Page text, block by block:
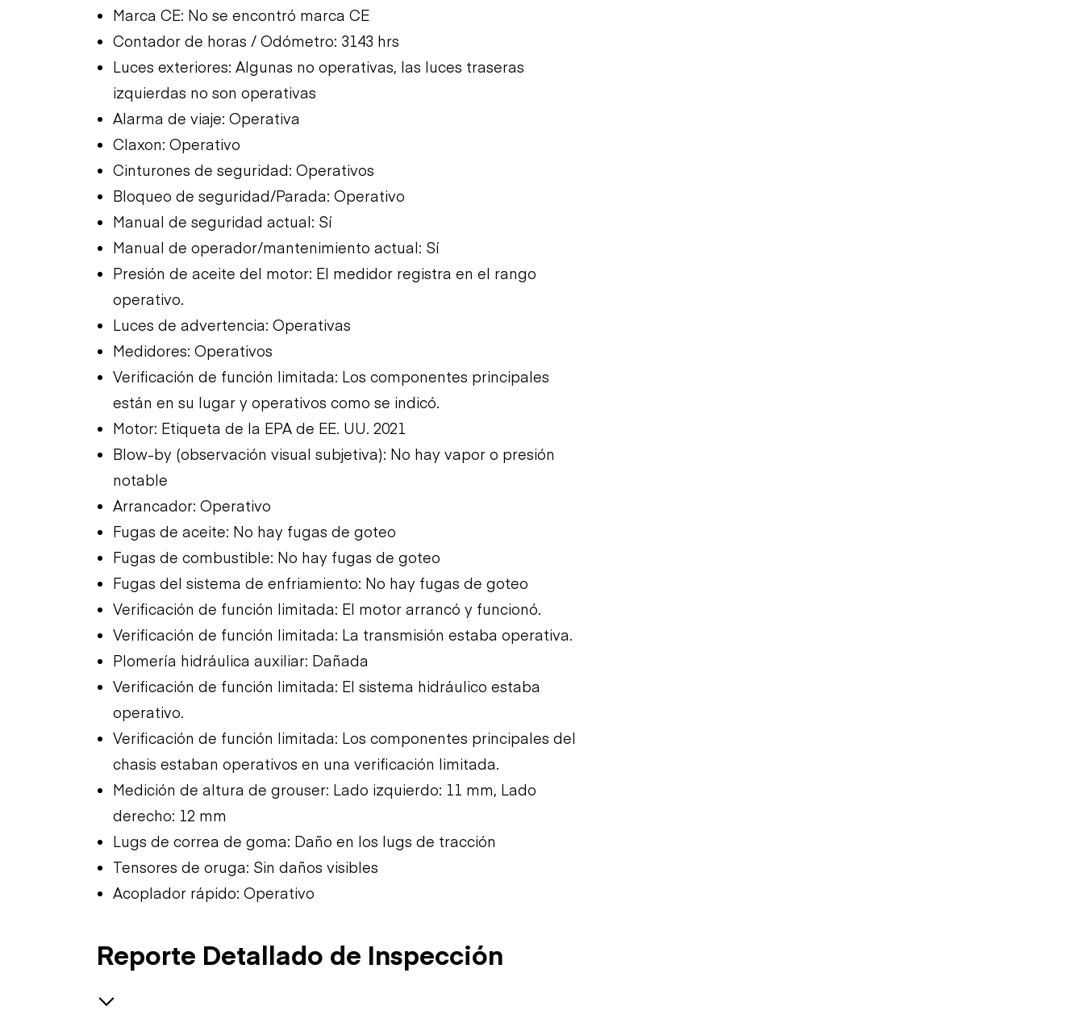
Marca CE: No se encontró marca CE
Contador de horas / Odómetro: 3143 hrs
Luces exteriores: Algunas no operativas, las luces traseras
izquierdas no son operativas
Alarma de viaje: Operativa
Claxon: Operativo
Cinturones de seguridad: Operativos
Bloqueo de seguridad/Parada: Operativo
Manual de seguridad actual: Sí
Manual de operador/mantenimiento actual: Sí
Presión de aceite del motor: El medidor registra en el rango
operativo.
Luces de advertencia: Operativas
Medidores: Operativos
Verificación de función limitada: Los componentes principales
están en su lugar y operativos como se indicó.
Motor: Etiqueta de la EPA de EE. UU. 2021
Blow-by (observación visual subjetiva): No hay vapor o presión
notable
Arrancador: Operativo
Fugas de aceite: No hay fugas de goteo
Fugas de combustible: No hay fugas de goteo
Fugas del sistema de enfriamiento: No hay fugas de goteo
Verificación de función limitada: El motor arrancó y funcionó.
Verificación de función limitada: La transmisión estaba operativa.
Plomería hidráulica auxiliar: Dañada
Verificación de función limitada: El sistema hidráulico estaba
operativo.
Verificación de función limitada: Los componentes principales del
chasis estaban operativos en una verificación limitada.
Medición de altura de grouser: Lado izquierdo: 11 mm, Lado
derecho: 12 mm
Lugs de correa de goma: Daño en los lugs de tracción
Tensores de oruga: Sin daños visibles
Acoplador rápido: Operativo
Reporte Detallado de Inspección